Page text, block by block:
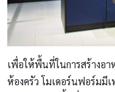
เพื่อให้พื้นที่ในการสร้างอา
ห้องครัว โมเดอร์นฟอร์มมี